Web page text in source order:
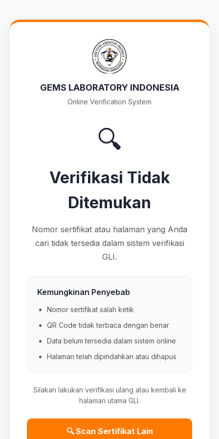
GEMS LABORATORY INDONESIA
Online Verification System
🔍
Verifikasi Tidak
Ditemukan
Nomor sertifikat atau halaman yang Anda
cari tidak tersedia dalam sistem verifikasi
GLI.
Kemungkinan Penyebab
Nomor sertifikat salah ketik
QR Code tidak terbaca dengan benar
Data belum tersedia dalam sistem online
Halaman telah dipindahkan atau dihapus
Silakan lakukan verifikasi ulang atau kembali ke
halaman utama GLI.
🔍 Scan Sertifikat Lain